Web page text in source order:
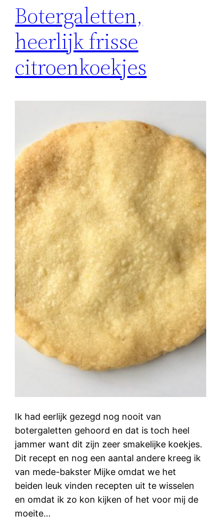
Botergaletten,
heerlijk frisse
citroenkoekjes
Ik had eerlijk gezegd nog nooit van
botergaletten gehoord en dat is toch heel
jammer want dit zijn zeer smakelijke koekjes.
Dit recept en nog een aantal andere kreeg ik
van mede-bakster Mijke omdat we het
beiden leuk vinden recepten uit te wisselen
en omdat ik zo kon kijken of het voor mij de
moeite…